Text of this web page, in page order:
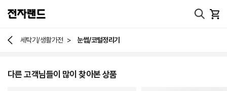
세탁기/생활가전 > 눈썹/코털정리기
다른 고객님들이 많이 찾아본 상품